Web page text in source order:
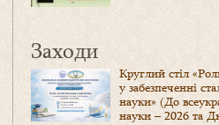
Заходи
Круглий стіл
у забезпеченні
науки» (До
науки – 2026 та